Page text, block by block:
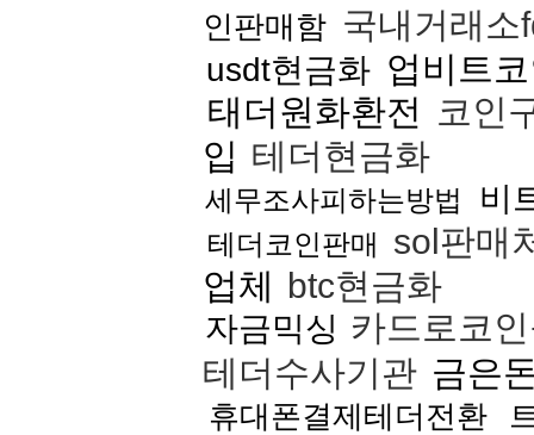
인판매함 국내거래소
usdt현금화 업비트
태더원화환전
코인
입 테더현금화
세무조사피하는방법 비
테더코인판매
sol판매
업체 btc현금화
자금믹싱 카드로코
테더수사기관 금은
휴대폰결제테더전환